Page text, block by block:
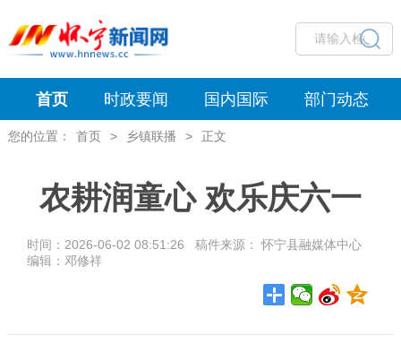
首页 时政要闻 国内国际 部门动态
您的位置： 首页 > 乡镇联播 > 正文
农耕润童心 欢乐庆六一
时间：2026-06-02 08:51:26 稿件来源： 怀宁县融媒体中心
编辑：邓修祥